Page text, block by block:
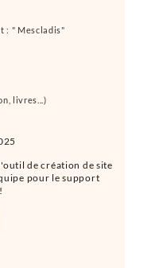
de création de site
pour le support
: " Mescladis"
livres...)